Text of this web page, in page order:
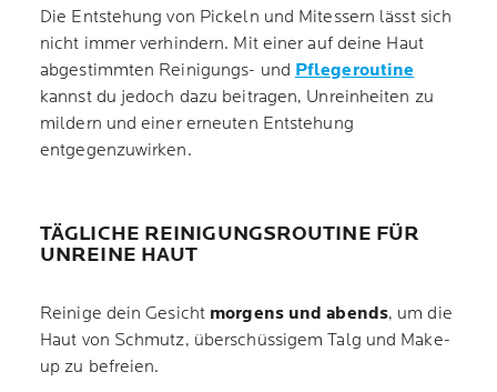
Die Entstehung von Pickeln und Mitessern lässt sich
nicht immer verhindern. Mit einer auf deine Haut
abgestimmten Reinigungs- und Pflegeroutine
kannst du jedoch dazu beitragen, Unreinheiten zu
mildern und einer erneuten Entstehung
entgegenzuwirken.
TÄGLICHE REINIGUNGSROUTINE FÜR
UNREINE HAUT
Reinige dein Gesicht morgens und abends, um die
Haut von Schmutz, überschüssigem Talg und Make-
up zu befreien.